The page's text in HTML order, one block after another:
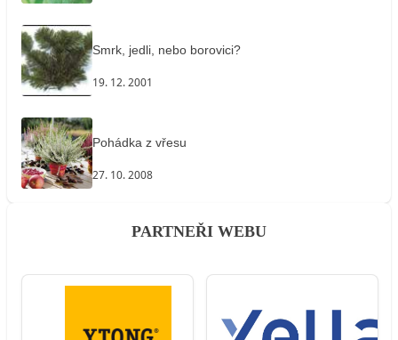
Smrk, jedli, nebo borovici?
19. 12. 2001
Pohádka z vřesu
27. 10. 2008
PARTNEŘI WEBU